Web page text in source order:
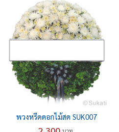
พวงหรีดดอกไม้สด SUK007
บาท